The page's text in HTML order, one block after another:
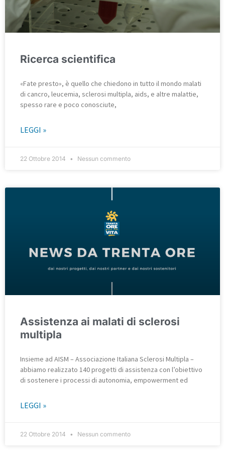
Ricerca scientifica
«Fate presto», è quello che chiedono in tutto il mondo malati
di cancro, leucemia, sclerosi multipla, aids, e altre malattie,
spesso rare e poco conosciute,
LEGGI »
22 Ottobre 2014 Nessun commento
Assistenza ai malati di sclerosi
multipla
Insieme ad AISM – Associazione Italiana Sclerosi Multipla –
abbiamo realizzato 140 progetti di assistenza con l’obiettivo
di sostenere i processi di autonomia, empowerment ed
LEGGI »
22 Ottobre 2014 Nessun commento